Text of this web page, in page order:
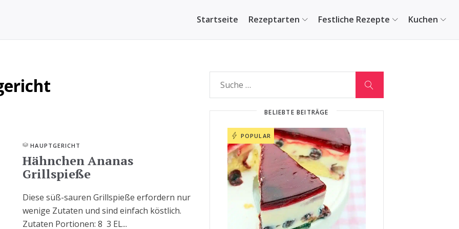
Startseite Rezeptarten Festliche Rezepte Kuchen
HAUPTGERICHT
Hähnchen Ananas
Grillspieße
Diese süß-sauren Grillspieße erfordern nur
wenige Zutaten und sind einfach köstlich.
Zutaten Portionen: 8 3 EL...
BELIEBTE BEITRÄGE
POPULAR